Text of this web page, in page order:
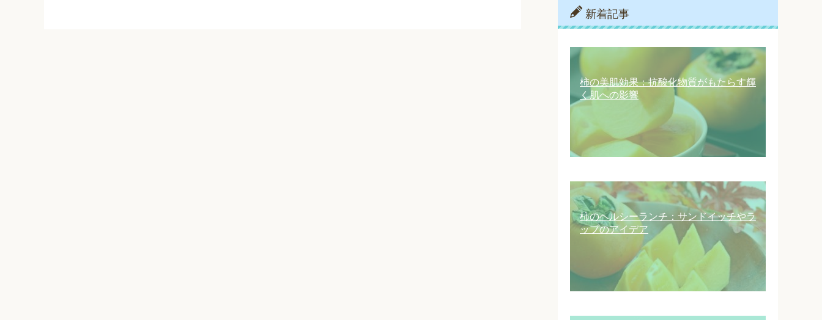
新着記事
柿の美肌効果：抗酸化物質がもたらす輝
く肌への影響
柿のヘルシーランチ：サンドイッチやラ
ップのアイデア